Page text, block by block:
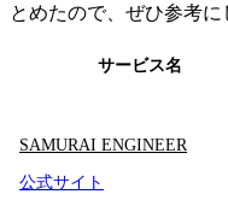
とめたので、ぜひ参考に
サービス名
SAMURAI ENGINEER
公式サイト